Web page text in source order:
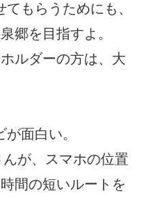
もらうためにも、
郷を目指すよ。
ルダーの方は、大
面白い。
が、スマホの位置
間の短いルートを